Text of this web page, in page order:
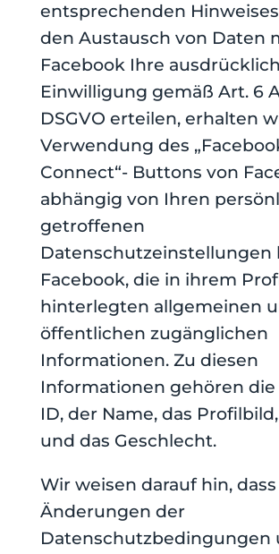
entsprechenden
den Austausch von Daten
Facebook Ihre
Einwilligung gemäß Art. 6
DSGVO erteilen, erhalten
Verwendung des
Connect“- Buttons von
abhängig von Ihren
getroffenen
Datenschutzeinstellungen
Facebook, die in ihrem
hinterlegten allgemeinen
öffentlichen zugänglichen
Informationen. Zu diesen
Informationen gehören
ID, der Name, das
und das Geschlecht.
Wir weisen darauf hin,
Änderungen der
Datenschutzbedingungen